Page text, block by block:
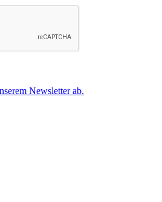
Newsletter ab.